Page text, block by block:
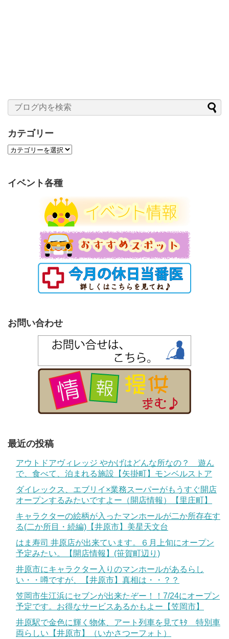
カテゴリー
カ
リ
イベント各種
お問い合わせ
最近の投稿
アウトドアヴィレッジ やかげはどんな所なの？ 遊ん
で、食べて、泊まれる施設【矢掛町】モンベルストア
ダイレックス、エブリイ×業務スーパーがもうすぐ開店
オープンするみたいですよー（開店情報）【里庄町】
キャラクターの絵柄が入ったマンホールが二か所存在す
る(二か所目・続編)【井原市】美星天文台
はま寿司 井原店が出来ています。６月上旬にオープン
予定みたい。【開店情報】(笹賀町辺り)
井原市にキャラクター入りのマンホールがあるらし
い・・噂ですが、【井原市】真相は・・？？
笠岡市生江浜にセブンが出来たぞー！！7/24にオープン
予定です。お得なサービスあるかもよー【笠岡市】
井原駅で金色に輝く物体、アート列車を見てｷﾀ 特別車
両らしい【井原市】（いかさつーフォト）